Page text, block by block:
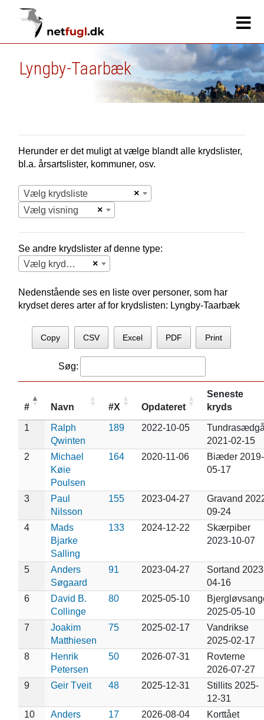
Lyngby-Taarbæk
Herunder er det muligt at vælge blandt alle krydslister,
bl.a. årsartslister, kommuner, osv.
×
Vælg krydsliste
×
Vælg visning
Se andre krydslister af denne type:
×
Vælg krydsliste
Nedenstående ses en liste over personer, som har
krydset deres arter af for krydslisten: Lyngby-Taarbæk
Copy CSV Excel PDF Print
Søg:
# Navn #X Opdateret
Seneste
kryds
1
Ralph
Qwinten
189 2022-10-05
2021-02-15
2
Michael
Køie
Poulsen
164 2020-11-06
Biæder 2019-
05-17
3
Paul
Nilsson
155 2023-04-27
Gravand
09-24
4
Mads
Bjarke
Salling
133 2024-12-22
Skærpiber
2023-10-07
5
Anders
Søgaard
91 2023-04-27
Sortand
04-16
6
David B.
Collinge
80 2025-05-10
2025-05-10
7
Joakim
Matthiesen
75 2025-02-17
Vandrikse
2025-02-17
8
Henrik
Petersen
50 2026-07-31
Rovterne
2026-07-27
9
Geir Tveit 48 2025-12-31
Stillits 2025-
12-31
10
Anders
17 2026-08-04
Korttået